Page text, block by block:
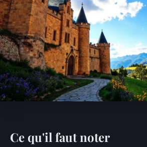
Ce qu'il faut noter